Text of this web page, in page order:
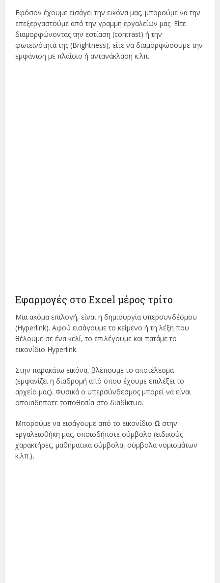
Εφόσον έχουμε εισάγει την εικόνα μας, μπορούμε να την
επεξεργαστούμε από την γραμμή εργαλείων μας. Είτε
διαμορφώνοντας την εστίαση (contrast) ή την
φωτεινότητά της (Brightness), είτε να διαμορφώσουμε την
εμφάνιση με πλαίσιο ή αντανάκλαση κ.λπ.
Εφαρμογές στο Excel μέρος τρίτο
Μια ακόμα επιλογή, είναι η δημιουργία υπερσυνδέσμου
(Hyperlink). Αφού εισάγουμε το κείμενο ή τη λέξη που
θέλουμε σε ένα κελί, το επιλέγουμε και πατάμε το
εικονίδιο Hyperlink.
Στην παρακάτω εικόνα, βλέπουμε το αποτέλεσμα
(εμφανίζει η διαδρομή από όπου έχουμε επιλέξει το
αρχείο μας). Φυσικά ο υπερσύνδεσμος μπορεί να είναι
οποιαδήποτε τοποθεσία στο διαδίκτυο.
Μπορούμε να εισάγουμε από το εικονίδιο Ωστην
εργαλειοθήκη μας, οποιοδήποτε σύμβολο (ειδικούς
χαρακτήρες, μαθηματικά σύμβολα, σύμβολα νομισμάτων
κ.λπ.),